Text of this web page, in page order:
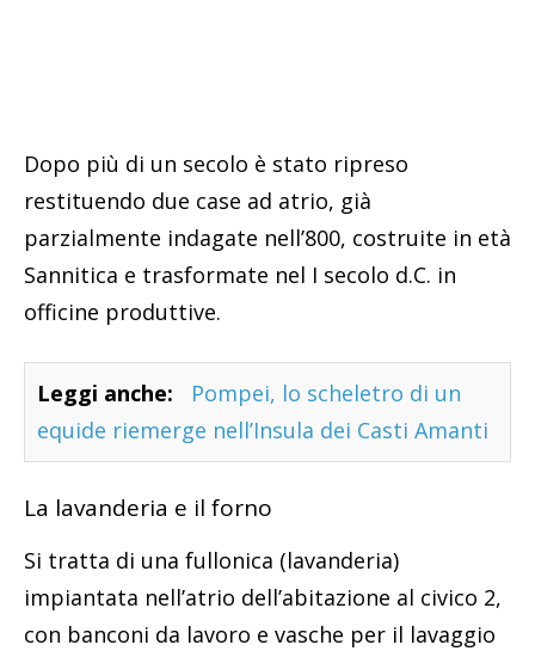
Dopo più di un secolo è stato ripreso
restituendo due case ad atrio, già
parzialmente indagate nell’800, costruite in età
Sannitica e trasformate nel I secolo d.C. in
officine produttive.
Leggi anche:
Pompei, lo scheletro di un
equide riemerge nell’Insula dei Casti Amanti
La lavanderia e il forno
Si tratta di una fullonica (lavanderia)
impiantata nell’atrio dell’abitazione al civico 2,
con banconi da lavoro e vasche per il lavaggio